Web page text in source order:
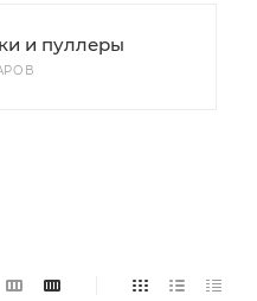
и пуллеры